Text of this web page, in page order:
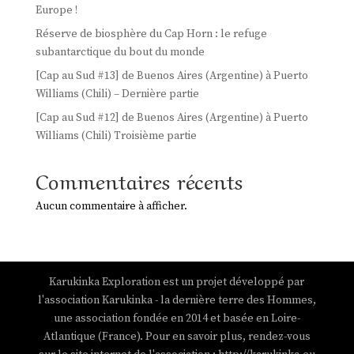
Europe !
Réserve de biosphère du Cap Horn : le refuge
subantarctique du bout du monde
[Cap au Sud #13] de Buenos Aires (Argentine) à Puerto
Williams (Chili) – Dernière partie
[Cap au Sud #12] de Buenos Aires (Argentine) à Puerto
Williams (Chili) Troisième partie
Commentaires récents
Aucun commentaire à afficher.
Karukinka Exploration est un projet développé par
l'association Karukinka - la dernière terre des Hommes,
une association fondée en 2014 et basée en Loire-
Atlantique (France). Pour en savoir plus, rendez-vous